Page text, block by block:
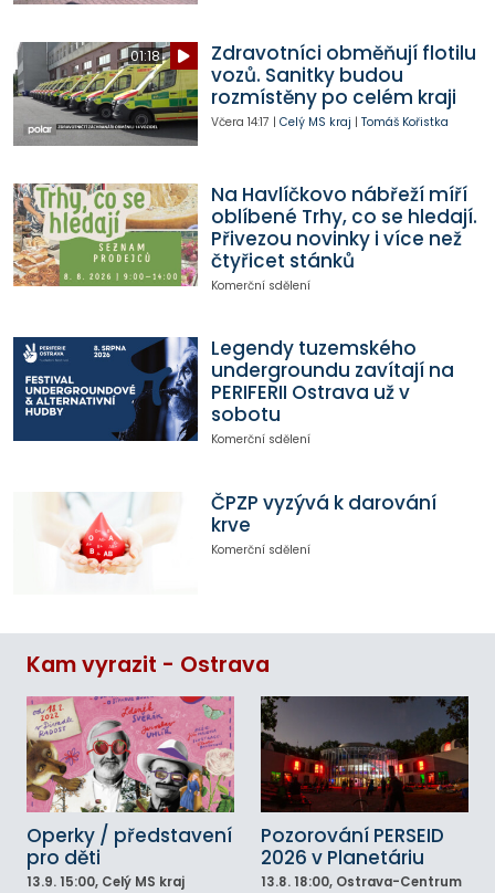
01:18
Zdravotníci obměňují flotilu
vozů. Sanitky budou
rozmístěny po celém kraji
Včera 14:17 | Celý MS kraj | Tomáš Kořistka
Na Havlíčkovo nábřeží míří
oblíbené Trhy, co se hledají.
Přivezou novinky i více než
čtyřicet stánků
Komerční sdělení
Legendy tuzemského
undergroundu zavítají na
PERIFERII Ostrava už v
sobotu
Komerční sdělení
ČPZP vyzývá k darování
krve
Komerční sdělení
Kam vyrazit - Ostrava
Operky / představení
pro děti
13.9. 15:00, Celý MS kraj
Pozorování PERSEID
2026 v Planetáriu
13.8. 18:00, Ostrava-Centrum